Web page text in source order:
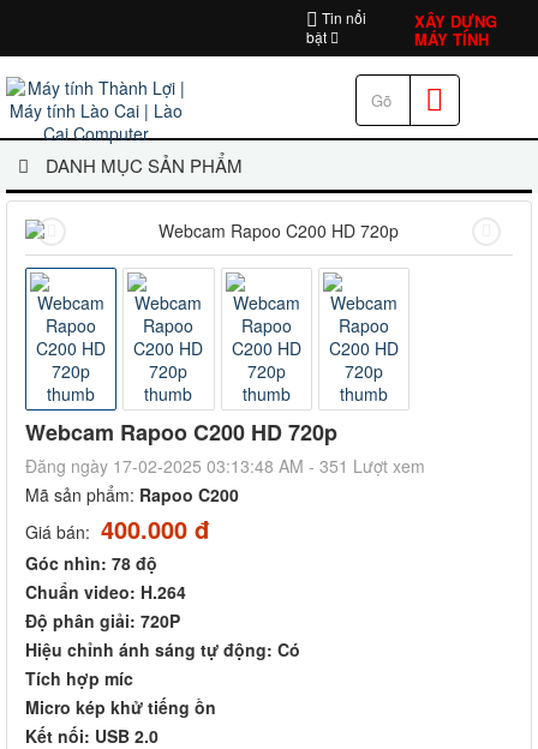
Tin nổi
bật
XÂY DỰNG
MÁY TÍNH
DANH MỤC SẢN PHẨM
Webcam Rapoo C200 HD 720p
Đăng ngày 17-02-2025 03:13:48 AM - 351 Lượt xem
Mã sản phẩm: Rapoo C200
Giá bán: 400.000 đ
Góc nhìn: 78 độ
Chuẩn video: H.264
Độ phân giải: 720P
Hiệu chỉnh ánh sáng tự động: Có
Tích hợp míc
Micro kép khử tiếng ồn
Kết nối: USB 2.0